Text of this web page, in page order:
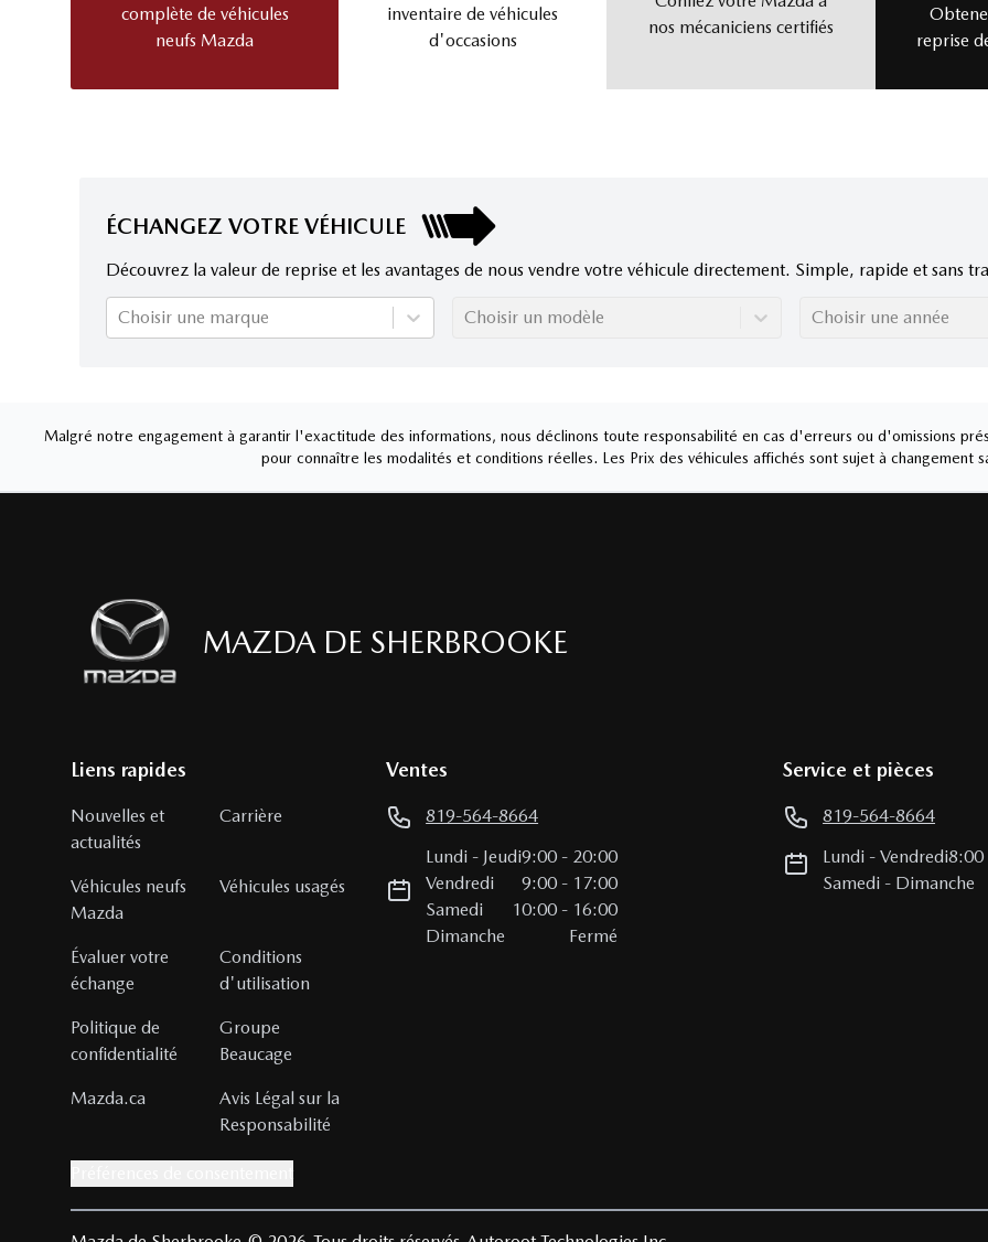
complète de véhicules
neufs Mazda
inventaire de véhicules
d'occasions
nos mécaniciens certifiés
reprise
ÉCHANGEZ VOTRE VÉHICULE
Découvrez la valeur de reprise et les avantages de nous vendre votre véhicule directement. Simple, rapide et sans
Choisir une marque Choisir un modèle Choisir une année
Malgré notre engagement à garantir l'exactitude des informations, nous déclinons toute responsabilité en cas d'erreurs ou d'omissions
pour connaître les modalités et conditions réelles. Les Prix des véhicules affichés sont sujet à changement
MAZDA DE SHERBROOKE
Liens rapides
Nouvelles et
actualités
Carrière
Véhicules neufs
Mazda
Véhicules usagés
Évaluer votre
échange
Conditions
d'utilisation
Politique de
confidentialité
Groupe
Beaucage
Mazda.ca
Avis Légal sur la
Responsabilité
Ventes
819-564-8664
Lundi - Jeudi9:00 - 20:00
Vendredi
9:00 - 17:00
Samedi
10:00 - 16:00
Dimanche
Fermé
Service et pièces
819-564-8664
Lundi -Vendredi8:00
Samedi - Dimanche